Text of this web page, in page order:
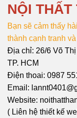
NỘI THẤT
Bạn sẽ cảm thấy
thành cạnh tranh
Địa chỉ: 26/6 Võ
TP. HCM
Điện thoai: 0987
Email:
Website:
( Liên hệ thiết kế